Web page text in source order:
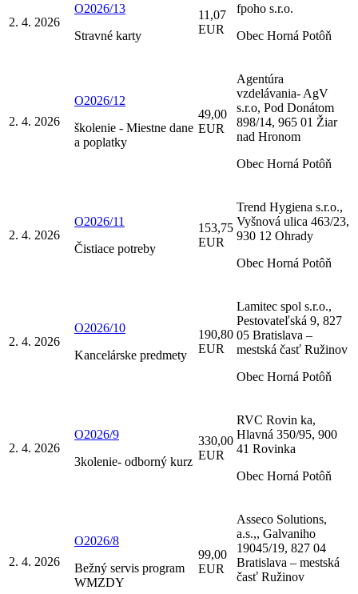
2. 4. 2026
O2026/13
Stravné karty
11,07
EUR
fpoho s.r.o.
Obec Horná Potôň
2. 4. 2026
O2026/12
školenie - Miestne dane
a poplatky
49,00
EUR
Agentúra
vzdelávania- AgV
s.r.o, Pod Donátom
898/14, 965 01 Žiar
nad Hronom
Obec Horná Potôň
2. 4. 2026
O2026/11
Čistiace potreby
153,75
EUR
Trend Hygiena s.r.o.,
Vyšnová ulica 463/23,
930 12 Ohrady
Obec Horná Potôň
2. 4. 2026
O2026/10
Kancelárske predmety
190,80
EUR
Lamitec spol s.r.o.,
Pestovateľská 9, 827
05 Bratislava –
mestská časť Ružinov
Obec Horná Potôň
2. 4. 2026
O2026/9
3kolenie- odborný kurz
330,00
EUR
RVC Rovin ka,
Hlavná 350/95, 900
41 Rovinka
Obec Horná Potôň
2. 4. 2026
O2026/8
Bežný servis program
WMZDY
99,00
EUR
Asseco Solutions,
a.s.,, Galvaniho
19045/19, 827 04
Bratislava – mestská
časť Ružinov